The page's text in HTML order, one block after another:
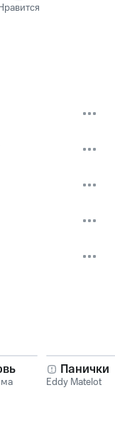
Панички
Eddy Matelot